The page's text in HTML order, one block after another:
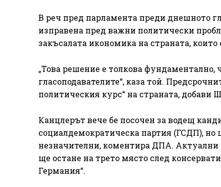
В реч пред парламента преди днешното
изправена пред важни политически
закъсалата икономика на страната,
„Това решение е толкова фундаментално,
гласоподавателите“, каза той.
политическия курс“ на страната, добави
Канцлерът вече бе посочен за водещ
социалдемократическа партия (ГСДП),
незначителни, коментира ДПА. Актуални
ще остане на трето място след
Германия“.